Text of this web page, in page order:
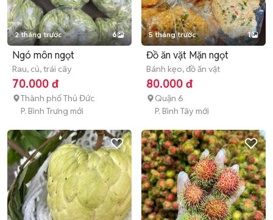
2 tháng trước 6
Ngó môn ngọt
Rau, củ, trái cây
70.000 đ
Thành phố Thủ Đức
P. Bình Trưng mới
5 tháng trước 1
Đồ ăn vặt Mặn ngọt
Bánh kẹo, đồ ăn vặt
80.000 đ
Quận 6
P. Bình Tây mới